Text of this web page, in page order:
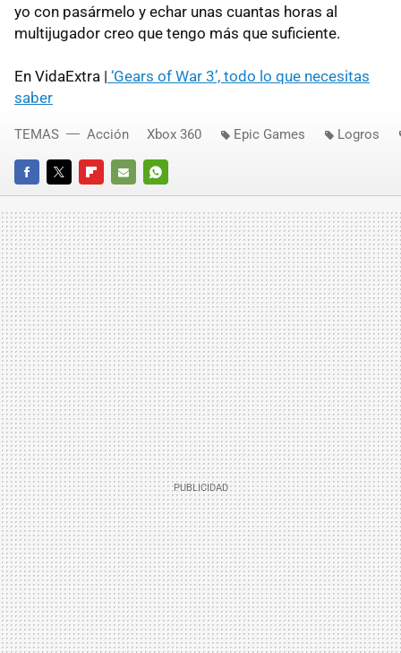
yo con pasármelo y echar unas cuantas horas al
multijugador creo que tengo más que suficiente.
En VidaExtra | ‘Gears of War 3’, todo lo que necesitas
saber
FACEBOOKTWITTERFLIPBOARD
E-
MAIL
WHATSAPP
TEMAS Acción Xbox 360 Epic Games Logros